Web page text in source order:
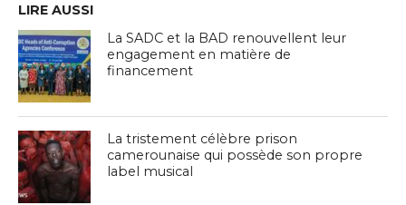
LIRE AUSSI
La SADC et la BAD renouvellent leur
engagement en matière de
financement
La tristement célèbre prison
camerounaise qui possède son propre
label musical